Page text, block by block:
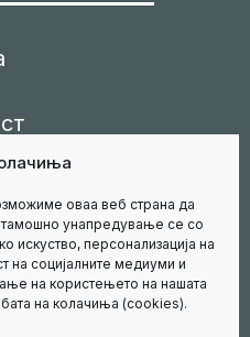
оваа веб страна да
унапредување се со
персонализација на
на социјалните медиуми и
на користењето на нашата
на колачиња (cookies).